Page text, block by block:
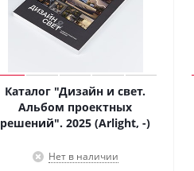
Каталог "Дизайн и свет.
Альбом проектных
решений". 2025 (Arlight, -)
Нет в наличии